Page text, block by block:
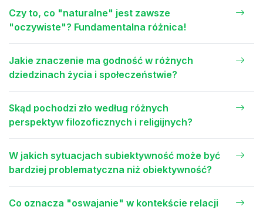
Czy to, co "naturalne" jest zawsze
"oczywiste"? Fundamentalna różnica!
Jakie znaczenie ma godność w różnych
dziedzinach życia i społeczeństwie?
Skąd pochodzi zło według różnych
perspektyw filozoficznych i religijnych?
W jakich sytuacjach subiektywność może być
bardziej problematyczna niż obiektywność?
Co oznacza "oswajanie" w kontekście relacji